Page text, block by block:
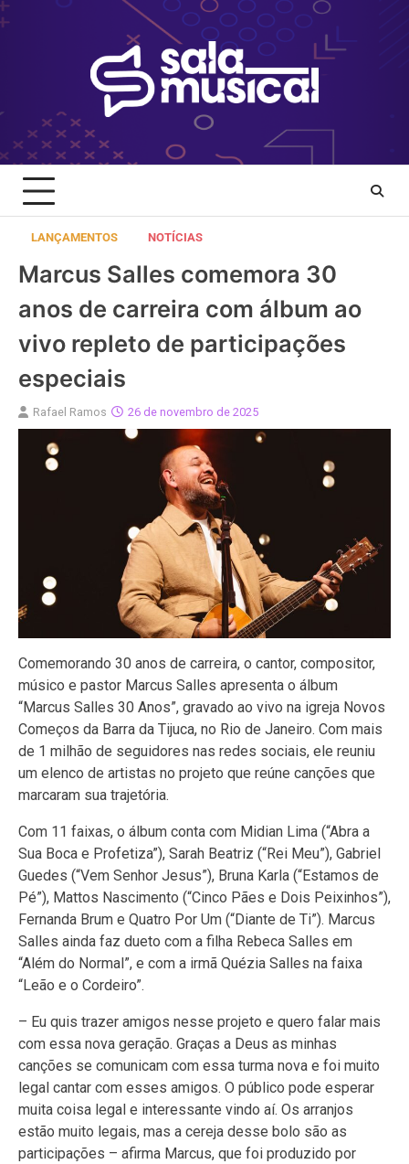
Skip
to
LANÇAMENTOS NOTÍCIAS
Marcus Salles comemora 30
anos de carreira com álbum ao
vivo repleto de participações
especiais
Rafael Ramos 26 de novembro de 2025
Comemorando 30 anos de carreira, o cantor, compositor,
músico e pastor Marcus Salles apresenta o álbum
“Marcus Salles 30 Anos”, gravado ao vivo na igreja Novos
Começos da Barra da Tijuca, no Rio de Janeiro. Com mais
de 1 milhão de seguidores nas redes sociais, ele reuniu
um elenco de artistas no projeto que reúne canções que
marcaram sua trajetória.
Com 11 faixas, o álbum conta com Midian Lima (“Abra a
Sua Boca e Profetiza”), Sarah Beatriz (“Rei Meu”), Gabriel
Guedes (“Vem Senhor Jesus”), Bruna Karla (“Estamos de
Pé”), Mattos Nascimento (“Cinco Pães e Dois Peixinhos”),
Fernanda Brum e Quatro Por Um (“Diante de Ti”). Marcus
Salles ainda faz dueto com a filha Rebeca Salles em
“Além do Normal”, e com a irmã Quézia Salles na faixa
“Leão e o Cordeiro”.
– Eu quis trazer amigos nesse projeto e quero falar mais
com essa nova geração. Graças a Deus as minhas
canções se comunicam com essa turma nova e foi muito
legal cantar com esses amigos. O público pode esperar
muita coisa legal e interessante vindo aí. Os arranjos
estão muito legais, mas a cereja desse bolo são as
participações – afirma Marcus, que foi produzido por